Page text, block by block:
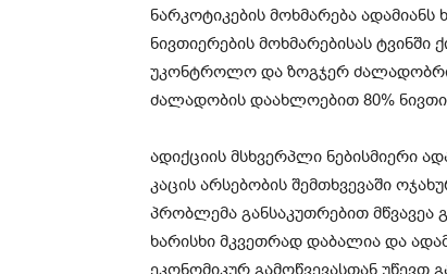
ნარკოტიკების მოხმარება
ნივთიერების მოხმარებისას
უკონტროლო და ზოგჯერ
ძალადობის დაახლოებით 80%
ადიქციის მსხვერპლი ნებისმიერი
კაცის არსებობის შემთხვევაში
პრობლემა განსაკუთრებით მწვავეა
ხარისხი მკვეთრად დაბალია და